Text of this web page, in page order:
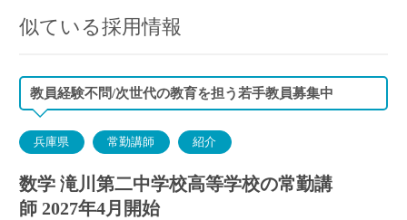
似ている採用情報
教員経験不問/次世代の教育を担う若手教員募集中
兵庫県 常勤講師 紹介
数学 滝川第二中学校高等学校の常勤講
師 2027年4月開始